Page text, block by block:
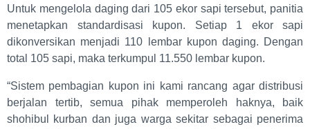
Untuk mengelola daging dari 105 ekor sapi tersebut, panitia
menetapkan standardisasi kupon. Setiap 1 ekor sapi
dikonversikan menjadi 110 lembar kupon daging. Dengan
total 105 sapi, maka terkumpul 11.550 lembar kupon.
“Sistem pembagian kupon ini kami rancang agar distribusi
berjalan tertib, semua pihak memperoleh haknya, baik
shohibul kurban dan juga warga sekitar sebagai penerima